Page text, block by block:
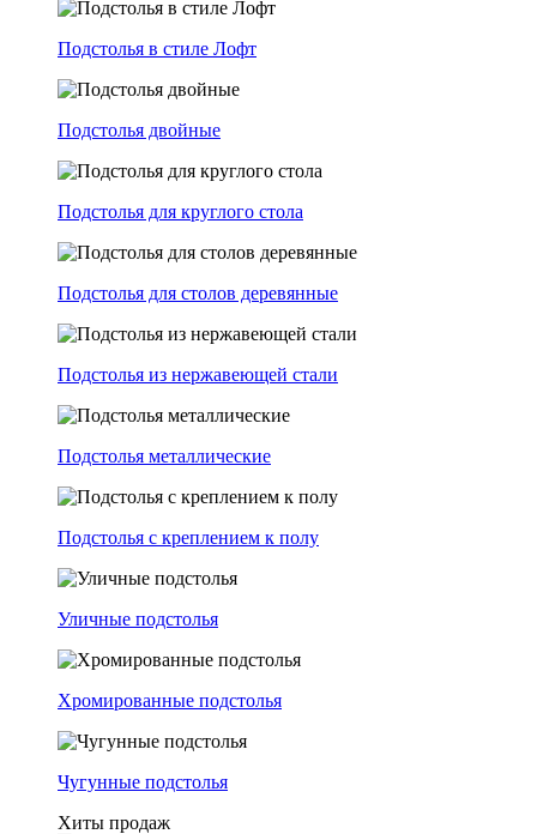
Подстолья в стиле Лофт
Подстолья двойные
Подстолья для круглого стола
Подстолья для столов деревянные
Подстолья из нержавеющей стали
Подстолья металлические
Подстолья с креплением к полу
Уличные подстолья
Хромированные подстолья
Чугунные подстолья
Хиты продаж